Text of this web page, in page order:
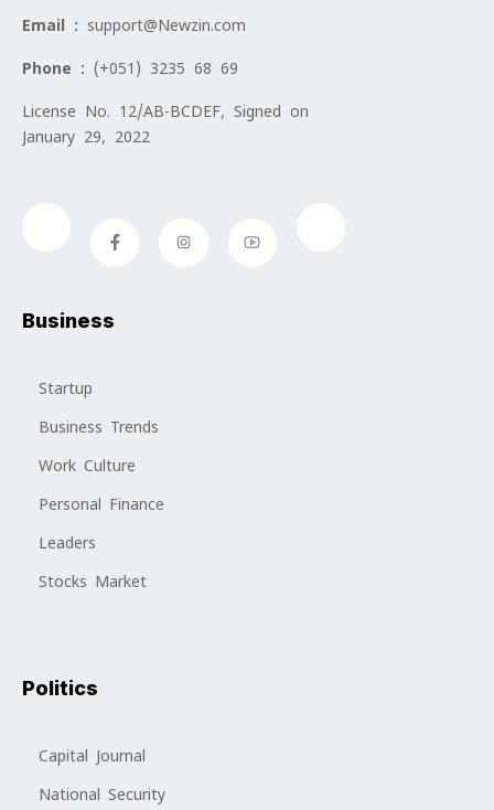
Email : support@Newzin.com
Phone : (+051) 3235 68 69
License No. 12/AB-BCDEF, Signed on
January 29, 2022
Business
Startup
Business Trends
Work Culture
Personal Finance
Leaders
Stocks Market
Politics
Capital Journal
National Security